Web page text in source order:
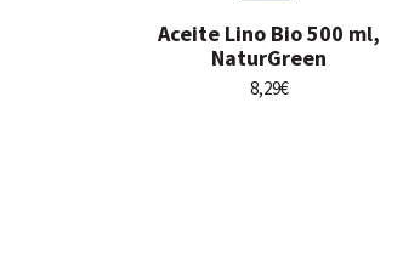
Aceite Lino Bio 500 ml,
NaturGreen
8,29€